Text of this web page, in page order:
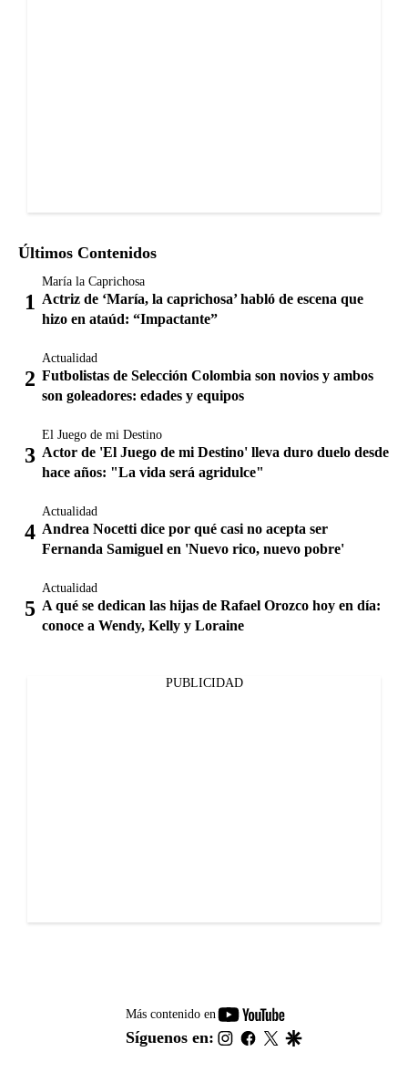
Últimos Contenidos
María la Caprichosa
Actriz de ‘María, la caprichosa’ habló de escena que
hizo en ataúd: “Impactante”
Actualidad
Futbolistas de Selección Colombia son novios y ambos
son goleadores: edades y equipos
El Juego de mi Destino
Actor de 'El Juego de mi Destino' lleva duro duelo desde
hace años: "La vida será agridulce"
Actualidad
Andrea Nocetti dice por qué casi no acepta ser
Fernanda Samiguel en 'Nuevo rico, nuevo pobre'
Actualidad
A qué se dedican las hijas de Rafael Orozco hoy en día:
conoce a Wendy, Kelly y Loraine
PUBLICIDAD
Más contenido en
youtube-
footer
Síguenos en: instagram
facebook
twitter